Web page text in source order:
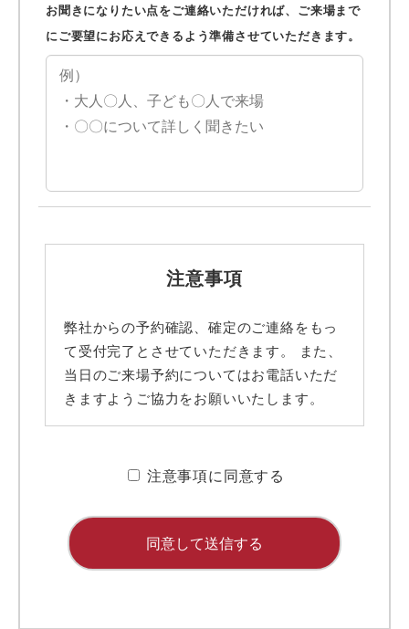
お聞きになりたい点をご連絡いただければ、ご来場まで
にご要望にお応えできるよう準備させていただきます。
注意事項
弊社からの予約確認、確定のご連絡をもっ
て受付完了とさせていただきます。 また、
当日のご来場予約についてはお電話いただ
きますようご協力をお願いいたします。
に関するお願い
否をしている場合、当サイトからの予約完
了通知などを受信できない場合がありま
す。弊社ディテールホームからのメールは
注意事項に同意する